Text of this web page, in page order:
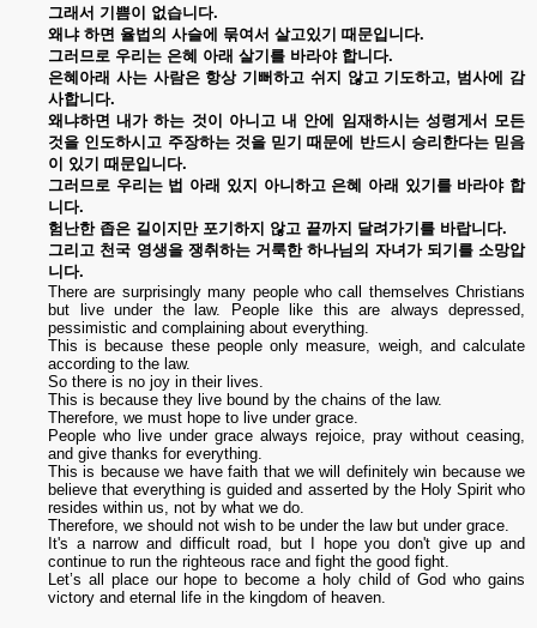
그래서 기쁨이 없습니다.
왜냐 하면 율법의 사슬에 묶여서 살고있기 때문입니다.
그러므로 우리는 은혜 아래 살기를 바라야 합니다.
은혜아래 사는 사람은 항상 기뻐하고 쉬지 않고 기도하고, 범사에 감
사합니다.
왜냐하면 내가 하는 것이 아니고 내 안에 임재하시는 성령게서 모든
것을 인도하시고 주장하는 것을 믿기 때문에 반드시 승리한다는 믿음
이 있기 때문입니다.
그러므로 우리는 법 아래 있지 아니하고 은혜 아래 있기를 바라야 합
니다.
험난한 좁은 길이지만 포기하지 않고 끝까지 달려가기를 바랍니다.
그리고 천국 영생을 쟁취하는 거룩한 하나님의 자녀가 되기를 소망압
니다.
There are surprisingly many people who call themselves Christians
but live under the law. People like this are always depressed,
pessimistic and complaining about everything.
This is because these people only measure, weigh, and calculate
according to the law.
So there is no joy in their lives.
This is because they live bound by the chains of the law.
Therefore, we must hope to live under grace.
People who live under grace always rejoice, pray without ceasing,
and give thanks for everything.
This is because we have faith that we will definitely win because we
believe that everything is guided and asserted by the Holy Spirit who
resides within us, not by what we do.
Therefore, we should not wish to be under the law but under grace.
It's a narrow and difficult road, but I hope you don't give up and
continue to run the righteous race and fight the good fight.
Let’s all place our hope to become a holy child of God who gains
victory and eternal life in the kingdom of heaven.